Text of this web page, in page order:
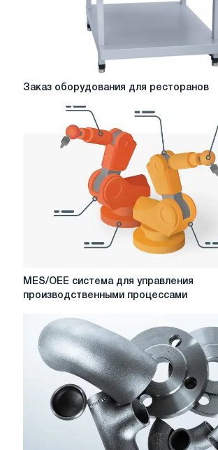
Заказ
ресторанов
Заказ оборудования для ресторанов
MES/OEE
управления
производственными
процессами
MES/OEE система для управления
производственными процессами